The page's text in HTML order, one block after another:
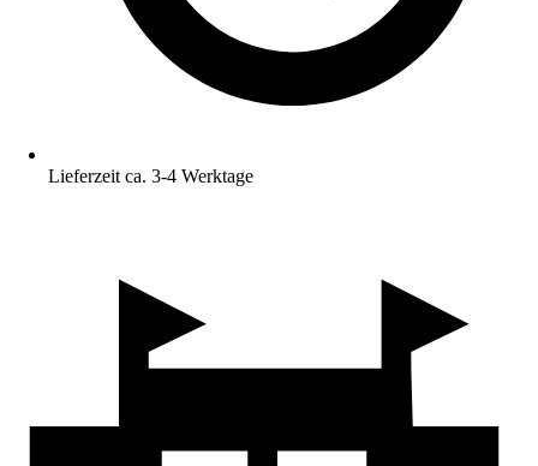
Lieferzeit ca. 3-4 Werktage